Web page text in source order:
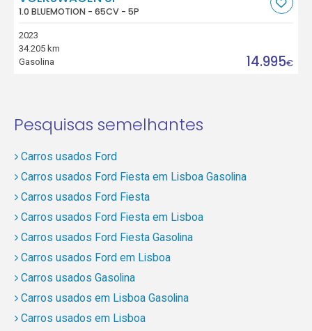
1.0 BLUEMOTION - 65CV - 5P
2023
34.205 km
Gasolina
14.995€
Pesquisas semelhantes
Carros usados Ford
Carros usados Ford Fiesta em Lisboa Gasolina
Carros usados Ford Fiesta
Carros usados Ford Fiesta em Lisboa
Carros usados Ford Fiesta Gasolina
Carros usados Ford em Lisboa
Carros usados Gasolina
Carros usados em Lisboa Gasolina
Carros usados em Lisboa